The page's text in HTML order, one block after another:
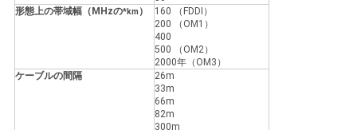
図
形態上の帯域幅（MHzの*km ）
160 （FDDI）
200 （OM1）
400
500 （OM2）
2000年（OM3）
ケーブルの間隔
26m
33m
66m
82m
300m